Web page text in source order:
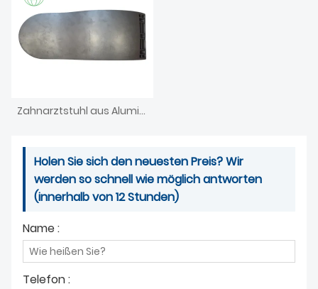
Zahnarztstuhl aus Aluminiumdruckguss
Holen Sie sich den neuesten Preis? Wir
werden so schnell wie möglich antworten
(innerhalb von 12 Stunden)
Name :
Telefon :